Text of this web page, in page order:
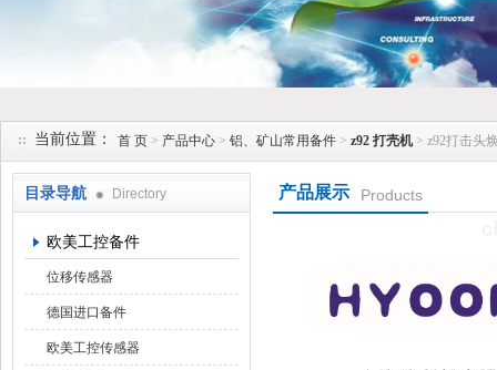
当前位置： 首 页 > 产品中心 > 铝、矿山常用备件 > z92 打壳机> z92打击头
目录导航 Directory
欧美工控备件
位移传感器
德国进口备件
欧美工控传感器
产品展示 Products